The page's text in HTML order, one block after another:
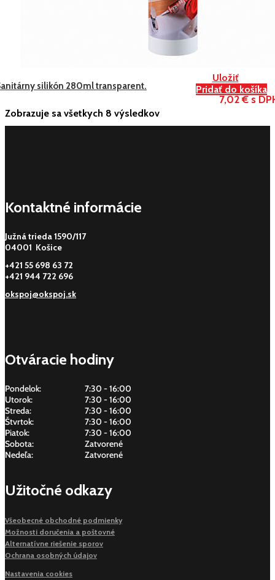
Uložiť
Pridať do košíka
silikón 280ml transparent.
7,02 € s
Zobrazuje sa všetkych 8 výsledkov
Kontaktné informácie
Južná trieda 1590/117
04001 Košice
+421 55 698 63 72
+421 944 722 696
okspoj@okspoj.sk
Otváracie hodiny
Pondelok:
7:30 - 16:00
Utorok:
7:30 - 16:00
Streda:
7:30 - 16:00
Štvrtok:
7:30 - 16:00
Piatok:
7:30 - 16:00
Sobota:
Zatvorené
Nedeľa:
Zatvorené
Užitočné odkazy
Všeobecné obchodné podmienky
Možnosti doručenia a poštovné
Alternatívne riešenie sporov
Ochrana osobných údajov
Nastavenia cookies